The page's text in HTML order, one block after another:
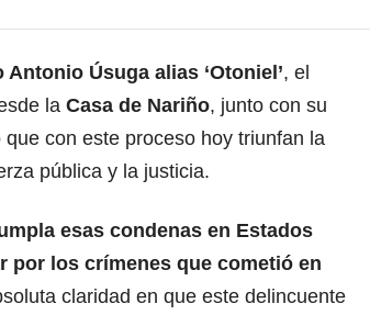
Antonio Úsuga alias ‘Otoniel’, el
la Casa de Nariño, junto con su
con este proceso hoy triunfan la
pública y la justicia.
esas condenas en Estados
por los crímenes que cometió en
claridad en que este delincuente